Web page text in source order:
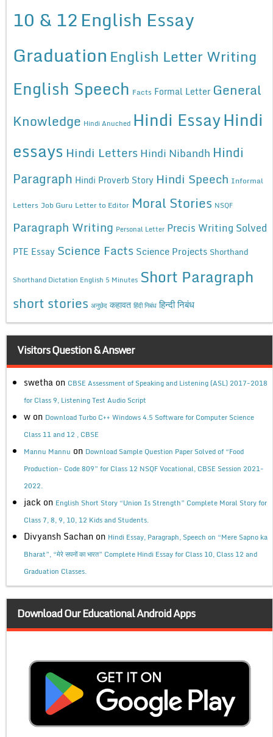
10 & 12English Essay
Graduation English Letter Writing
English Speech Facts Formal Letter General
Knowledge Hindi Anuched Hindi EssayHindi
essays Hindi Letters Hindi Nibandh Hindi
Paragraph Hindi Proverb Story Hindi Speech Informal
Letters Job Guru Letter to Editor Moral Stories NSQF
Paragraph Writing Personal Letter Precis Writing Solved
PTE Essay Science Facts Science Projects Shorthand
Shorthand Dictation English 5 Minutes Short Paragraph
short stories अनुछेद कहावत हिंदी निबंध हिन्दी निबंध
Visitors Question & Answer
swetha on CBSE Assessment of Speaking and Listening (ASL) 2017-2018
for Class 9, Listening Test Audio Script
w on Download Turbo C++ Windows 4.5 Software for Computer Science
Class 11 and 12 , CBSE
Mannu Mannu on Download Sample Question Paper Solved of “Food
Production- Code 809” for Class 12 NSQF Vocational, CBSE Session 2021-
2022.
jack on English Short Story “Union Is Strength” Complete Moral Story for
Class 7, 8, 9, 10, 12 Kids and Students.
Divyansh Sachan on Hindi Essay, Paragraph, Speech on “Mere Sapno ka
Bharat”, “मेरे सपनों का भारत” Complete Hindi Essay for Class 10, Class 12 and
Graduation Classes.
Download Our Educational Android Apps